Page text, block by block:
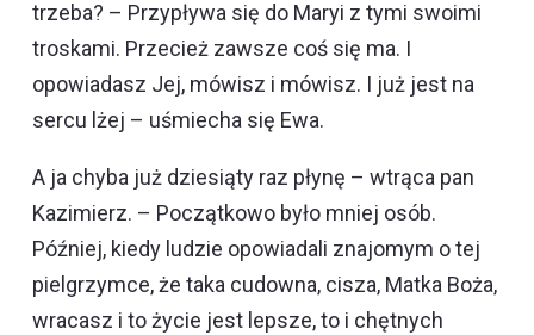
trzeba? – Przypływa się do Maryi z tymi swoimi
troskami. Przecież zawsze coś się ma. I
opowiadasz Jej, mówisz i mówisz. I już jest na
sercu lżej – uśmiecha się Ewa.
A ja chyba już dziesiąty raz płynę – wtrąca pan
Kazimierz. – Początkowo było mniej osób.
Później, kiedy ludzie opowiadali znajomym o tej
pielgrzymce, że taka cudowna, cisza, Matka Boża,
wracasz i to życie jest lepsze, to i chętnych